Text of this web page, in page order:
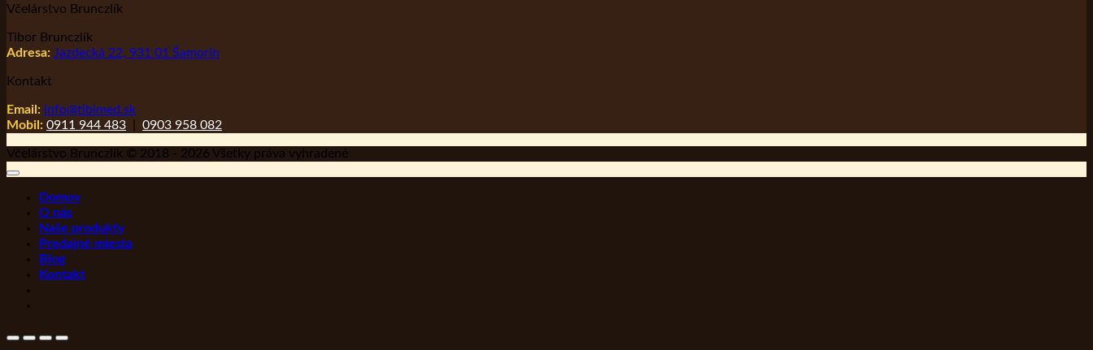
Včelárstvo Brunczlík
Tibor Brunczlík
Adresa: Jazdecká 22, 931 01 Šamorín
Kontakt
Email: info@tibimed.sk
Mobil: 0911 944 483 0903 958 082
Včelárstvo Brunczlík © 2018 - 2026 Všetky práva vyhradené
Domov
O nás
Naše produkty
Predajné miesta
Blog
Kontakt